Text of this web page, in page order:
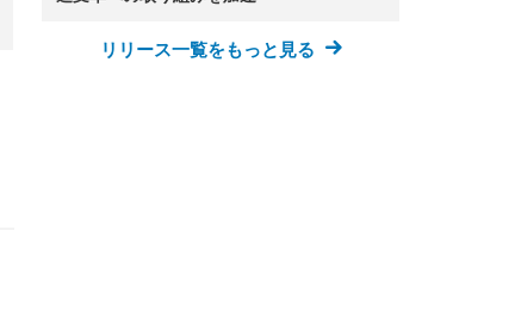
リリース一覧をもっと見る